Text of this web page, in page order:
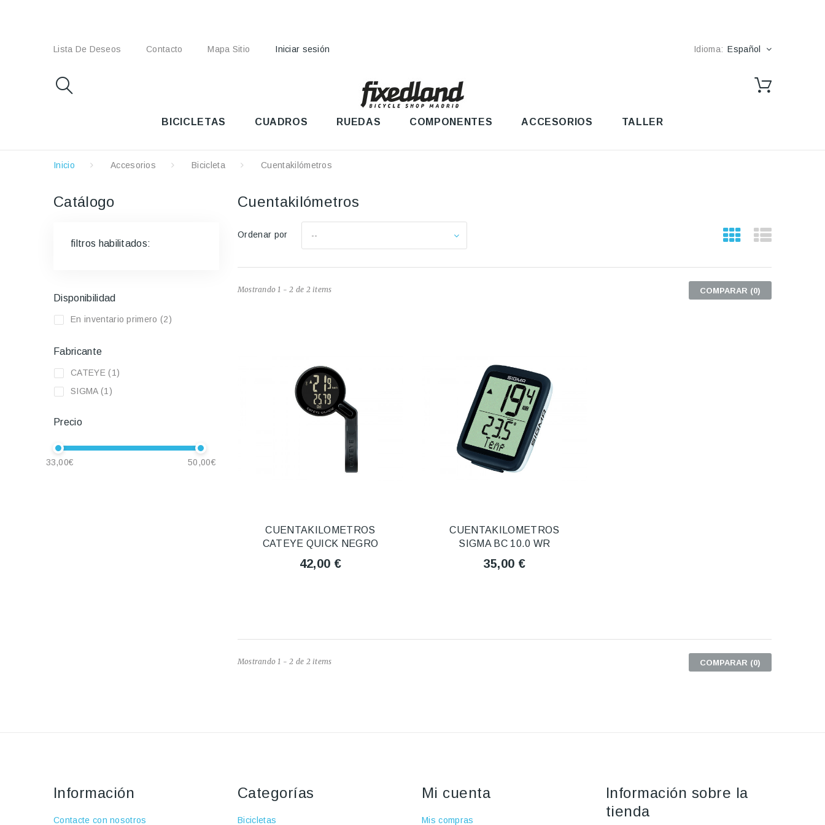
Lista De Deseos Contacto Mapa Sitio Iniciar sesión Idioma: Español
BICICLETAS CUADROS RUEDAS COMPONENTES ACCESORIOS TALLER
Inicio Accesorios Bicicleta Cuentakilómetros
Cuentakilómetros
Ordenar por --
Mostrando 1 - 2 de 2 items COMPARAR (0)
CUENTAKILOMETROS
CATEYE QUICK NEGRO
42,00 €
CUENTAKILOMETROS
SIGMA BC 10.0 WR
35,00 €
Mostrando 1 - 2 de 2 items COMPARAR (0)
Catálogo
filtros habilitados:
Disponibilidad
En inventario primero (2)
Fabricante
CATEYE (1)
SIGMA (1)
Precio
33,00€ 50,00€
Información
Contacte con nosotros
Categorías
Bicicletas
Mi cuenta
Mis compras
Información sobre la
tienda